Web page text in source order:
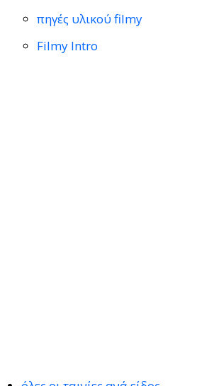
πηγές υλικού filmy
Filmy Intro